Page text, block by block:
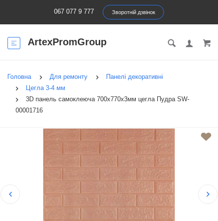
067 077 9 777 Зворотній дзвінок
ArtexPromGroup
Головна Для ремонту
Панелі декоративні
Цегла 3-4 мм
3D панель самоклеюча 700x770x3мм цегла Пудра SW-
00001716